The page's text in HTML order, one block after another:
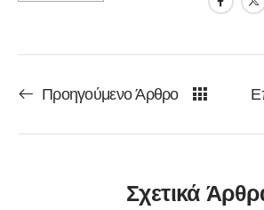
Προηγούμενο Άρθρο
Σχετικά